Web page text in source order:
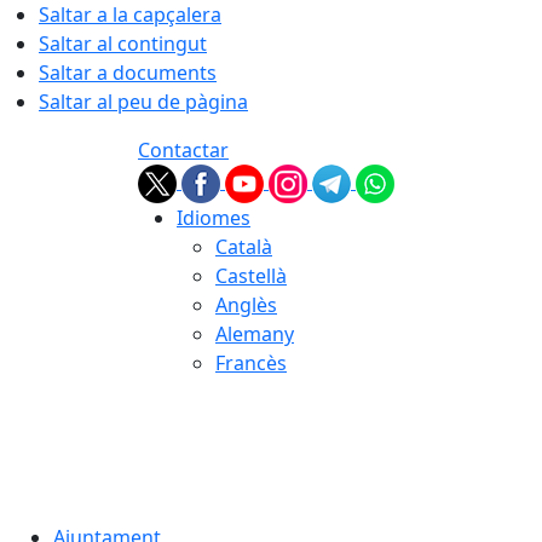
Saltar a la capçalera
Saltar al contingut
Saltar a documents
Saltar al peu de pàgina
Contactar
Idiomes
Català
Castellà
Anglès
Alemany
Francès